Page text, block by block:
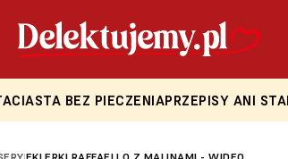
CIASTA BEZ PIECZENIAPRZEPISY ANI